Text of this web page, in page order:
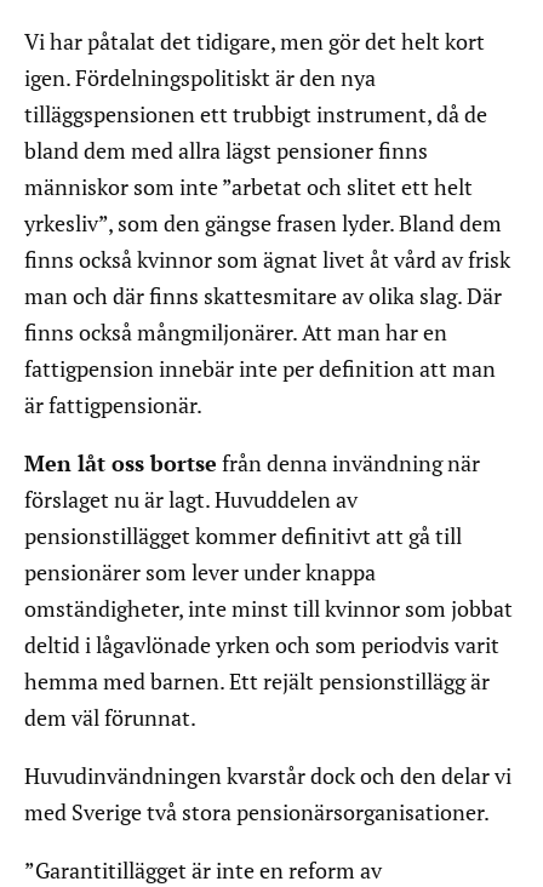
Vi har påtalat det tidigare, men gör det helt kort
igen. Fördelningspolitiskt är den nya
tilläggspensionen ett trubbigt instrument, då de
bland dem med allra lägst pensioner finns
människor som inte ”arbetat och slitet ett helt
yrkesliv”, som den gängse frasen lyder. Bland dem
finns också kvinnor som ägnat livet åt vård av frisk
man och där finns skattesmitare av olika slag. Där
finns också mångmiljonärer. Att man har en
fattigpension innebär inte per definition att man
är fattigpensionär.
Men låt oss bortse från denna invändning när
förslaget nu är lagt. Huvuddelen av
pensionstillägget kommer definitivt att gå till
pensionärer som lever under knappa
omständigheter, inte minst till kvinnor som jobbat
deltid i lågavlönade yrken och som periodvis varit
hemma med barnen. Ett rejält pensionstillägg är
dem väl förunnat.
Huvudinvändningen kvarstår dock och den delar vi
med Sverige två stora pensionärsorganisationer.
”Garantitillägget är inte en reform av